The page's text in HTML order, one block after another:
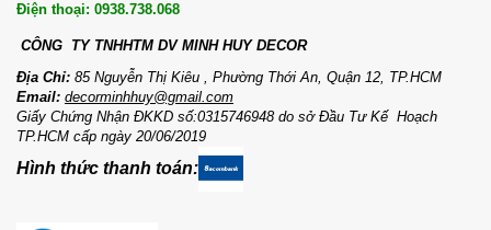
Huy Store ...
Điện thoại: 0938.738.068
CÔNG TY TNHHTM DV MINH HUY DECOR
Địa Chỉ: 85 Nguyễn Thị Kiêu , Phường Thới An, Quận 12, TP.HCM
Email: decorminhhuy@gmail.com
Giấy Chứng Nhận ĐKKD số:0315746948 do sở Đầu Tư Kế Hoạch
TP.HCM cấp ngày 20/06/2019
Hình thức thanh toán: